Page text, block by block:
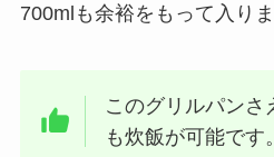
700mlも余裕をもって入りま
このグリルパンさ
も炊飯が可能です。